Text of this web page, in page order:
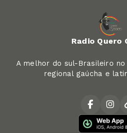
Radio Quero
A melhor do sul-Brasileiro
regional gaúcha e